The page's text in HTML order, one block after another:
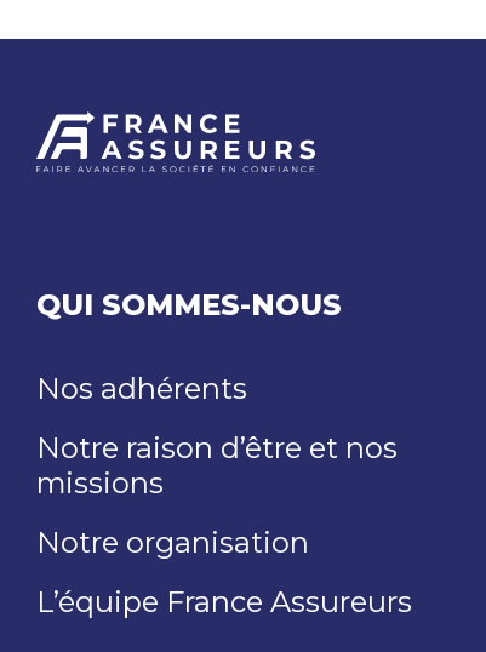
QUI SOMMES-NOUS
Nos adhérents
Notre raison d’être et nos
missions
Notre organisation
L’équipe France Assureurs